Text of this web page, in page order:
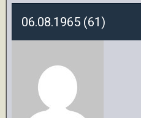
06.08.1965 (61)